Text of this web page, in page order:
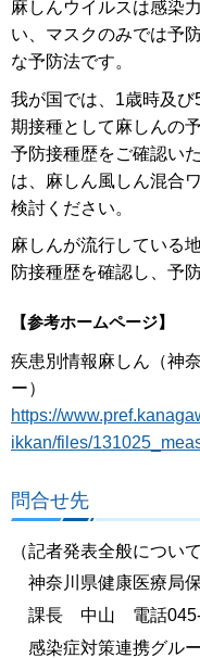
麻しんウイルスは感染
い、マスクのみでは予
な予防法です。
我が国では、1歳時及
期接種として麻しんの
予防接種歴をご確認い
は、麻しん風しん混合
検討ください。
麻しんが流行している
防接種歴を確認し、予
【参考ホームページ】
疾患別情報麻しん（神
ー）
https://
ikkan/files/
問合せ先
（記者発表全般について
神奈川県健康医療局
課長 中山 電話045-
感染症対策連携グル